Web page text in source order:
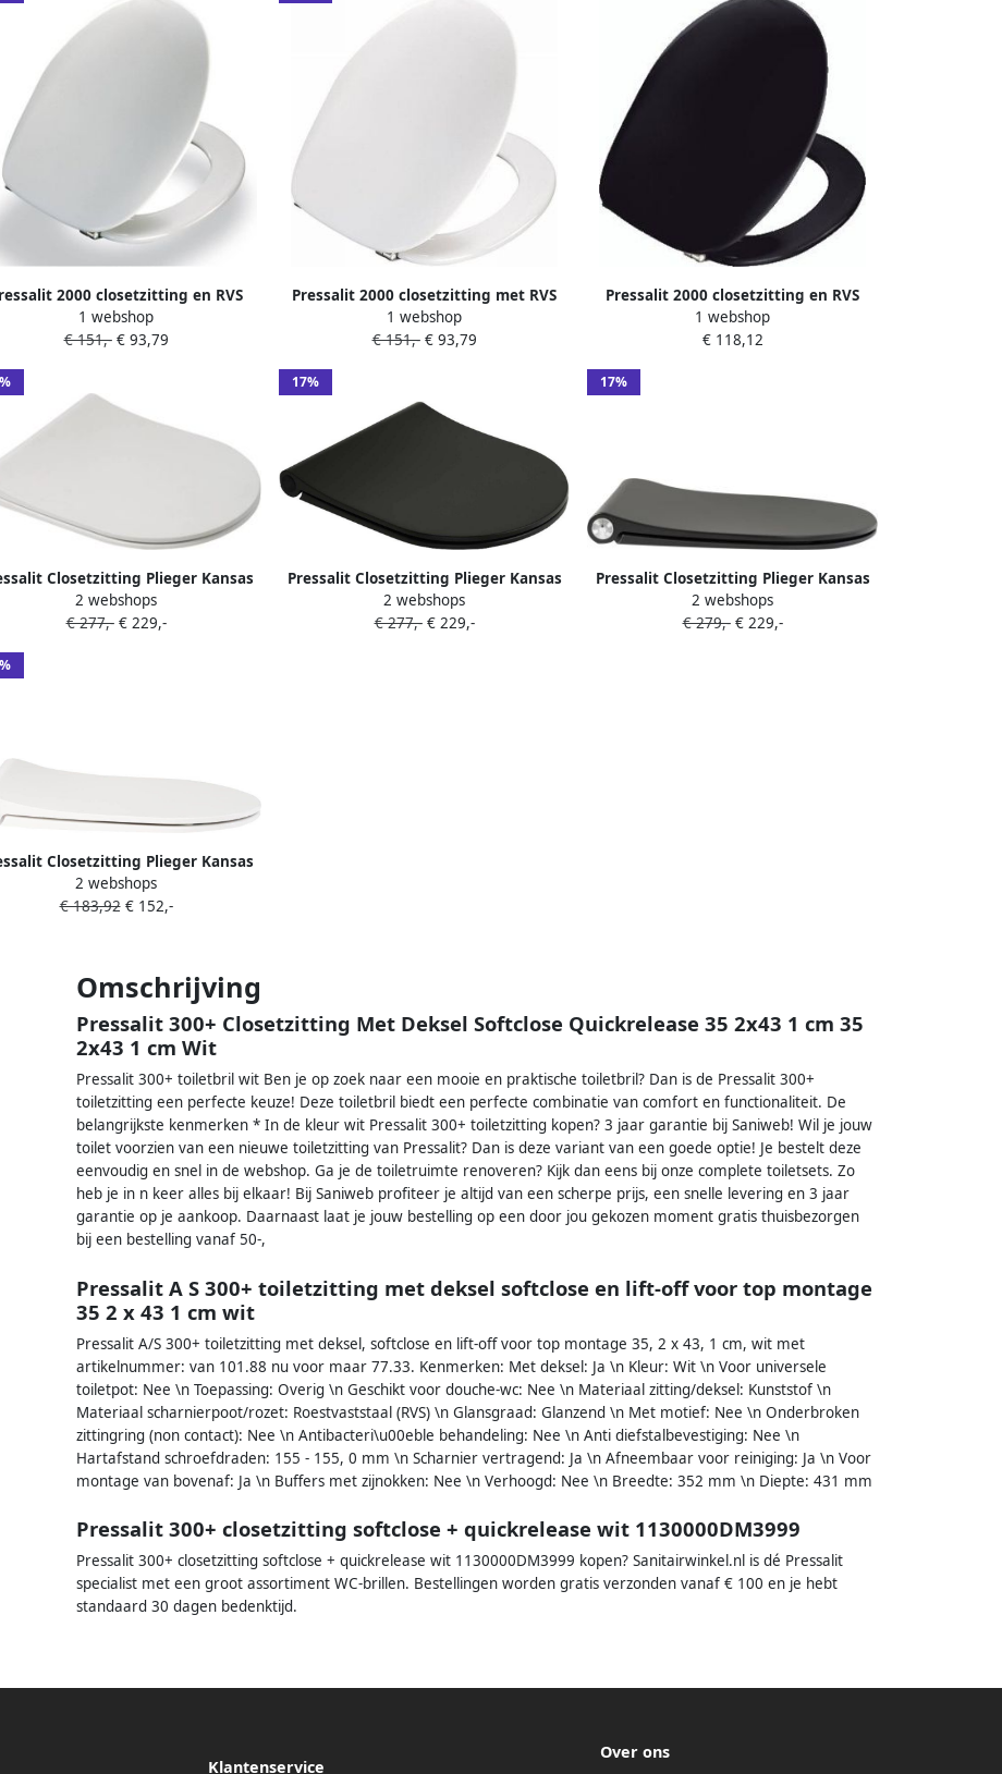
2000 closetzitting en RVS
univerticalscharnier wit 124000-
un3999
1 webshop
€ 151,-€ 93,79
Pressalit 2000 closetzitting met RVS
univerticalscharnier pergamon 124273-
un3999
1 webshop
€ 151,-€ 93,79
Pressalit 2000 closetzitting en RVS
univerticalscharnier UN3 zwart
124001-un3999
1 webshop
€ 118,12
Closetzitting Plieger Kansas
by Slim Compact met Lift-off en
Softclose Mat Wit
2 webshops
€ 277,-€ 229,-
17%
Pressalit Closetzitting Plieger Kansas
by Slim Compact met Lift-off en
Softclose Mat Zwart
2 webshops
€ 277,-€ 229,-
17%
Pressalit Closetzitting Plieger Kansas
by Slim met Lift-off en Softclose Mat
Zwart
2 webshops
€ 279,-€ 229,-
Closetzitting Plieger Kansas
Slim met Lift-off en Softclose Glans
Wit
2 webshops
€ 183,92€ 152,-
Omschrijving
Pressalit 300+ Closetzitting Met Deksel Softclose Quickrelease 35 2x43 1 cm 35
2x43 1 cm Wit
Pressalit 300+ toiletbril wit Ben je op zoek naar een mooie en praktische toiletbril? Dan is de Pressalit 300+
toiletzitting een perfecte keuze! Deze toiletbril biedt een perfecte combinatie van comfort en functionaliteit. De
belangrijkste kenmerken * In de kleur wit Pressalit 300+ toiletzitting kopen? 3 jaar garantie bij Saniweb! Wil je jouw
toilet voorzien van een nieuwe toiletzitting van Pressalit? Dan is deze variant van een goede optie! Je bestelt deze
eenvoudig en snel in de webshop. Ga je de toiletruimte renoveren? Kijk dan eens bij onze complete toiletsets. Zo
heb je in n keer alles bij elkaar! Bij Saniweb profiteer je altijd van een scherpe prijs, een snelle levering en 3 jaar
garantie op je aankoop. Daarnaast laat je jouw bestelling op een door jou gekozen moment gratis thuisbezorgen
bij een bestelling vanaf 50-,
Pressalit A S 300+ toiletzitting met deksel softclose en lift-off voor top montage
35 2 x 43 1 cm wit
Pressalit A/S 300+ toiletzitting met deksel, softclose en lift-off voor top montage 35, 2 x 43, 1 cm, wit met
artikelnummer: van 101.88 nu voor maar 77.33. Kenmerken: Met deksel: Ja \n Kleur: Wit \n Voor universele
toiletpot: Nee \n Toepassing: Overig \n Geschikt voor douche-wc: Nee \n Materiaal zitting/deksel: Kunststof \n
Materiaal scharnierpoot/rozet: Roestvaststaal (RVS) \n Glansgraad: Glanzend \n Met motief: Nee \n Onderbroken
zittingring (non contact): Nee \n Antibacteri\u00eble behandeling: Nee \n Anti diefstalbevestiging: Nee \n
Hartafstand schroefdraden: 155 - 155, 0 mm \n Scharnier vertragend: Ja \n Afneembaar voor reiniging: Ja \n Voor
montage van bovenaf: Ja \n Buffers met zijnokken: Nee \n Verhoogd: Nee \n Breedte: 352 mm \n Diepte: 431 mm
Pressalit 300+ closetzitting softclose + quickrelease wit 1130000DM3999
Pressalit 300+ closetzitting softclose + quickrelease wit 1130000DM3999 kopen? Sanitairwinkel.nl is dé Pressalit
specialist met een groot assortiment WC-brillen. Bestellingen worden gratis verzonden vanaf € 100 en je hebt
standaard 30 dagen bedenktijd.
Klantenservice
Over ons